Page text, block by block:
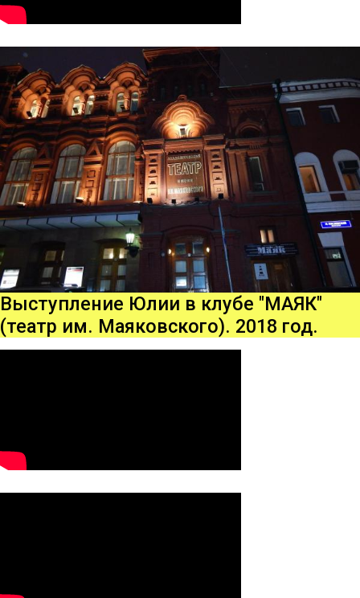
Выступление Юлии в клубе "МАЯК"
(театр им. Маяковского). 2018 год.